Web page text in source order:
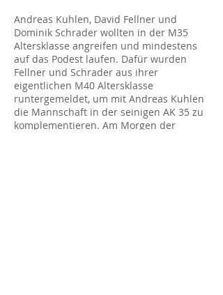
Andreas Kuhlen, David Fellner und
Dominik Schrader wollten in der M35
Altersklasse angreifen und mindestens
auf das Podest laufen. Dafür wurden
Fellner und Schrader aus ihrer
eigentlichen M40 Altersklasse
runtergemeldet, um mit Andreas Kuhlen
die Mannschaft in der seinigen AK 35 zu
komplementieren. Am Morgen der